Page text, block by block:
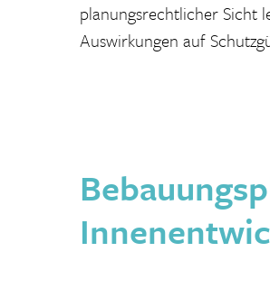
planungsrechtlicher Sicht
Auswirkungen auf